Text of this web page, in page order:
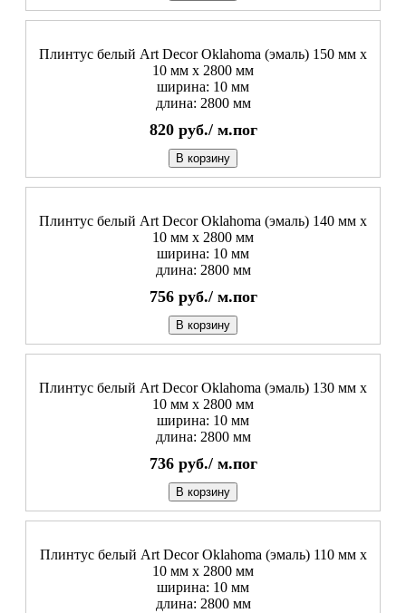
Плинтус белый Art Decor Oklahoma (эмаль) 150 мм х
10 мм х 2800 мм
ширина: 10 мм
длина: 2800 мм
820 руб./ м.пог
В корзину
Плинтус белый Art Decor Oklahoma (эмаль) 140 мм х
10 мм х 2800 мм
ширина: 10 мм
длина: 2800 мм
756 руб./ м.пог
В корзину
Плинтус белый Art Decor Oklahoma (эмаль) 130 мм х
10 мм х 2800 мм
ширина: 10 мм
длина: 2800 мм
736 руб./ м.пог
В корзину
Плинтус белый Art Decor Oklahoma (эмаль) 110 мм х
10 мм х 2800 мм
ширина: 10 мм
длина: 2800 мм